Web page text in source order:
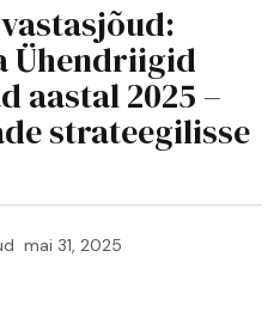
Ühendriigid
aastal 2025 –
strateegilisse
mai 31, 2025